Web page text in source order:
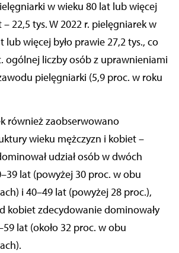
w wieku 80 lat lub więcej
– 22,5 tys. W 2022 r. pielęgniarek w
lub więcej było prawie 27,2 tys., co
ogólnej liczby osób z uprawnieniami
pielęgniarki (5,9 proc. w roku
również zaobserwowano
wieku mężczyzn i kobiet –
udział osób w dwóch
lat (powyżej 30 proc. w obu
i 40–49 lat (powyżej 28 proc.),
kobiet zdecydowanie dominowały
lat (około 32 proc. w obu